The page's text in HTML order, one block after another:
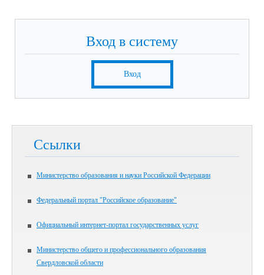
Вход в систему
Вход
Ссылки
Министерство образования и науки Российской Федерации
Федеральный портал "Российское образование"
Официальный интернет-портал государственных услуг
Министерство общего и профессионального образования
Свердловской области